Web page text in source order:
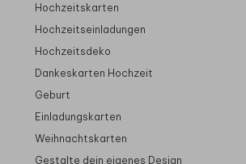
Hochzeitskarten
Hochzeitseinladungen
Hochzeitsdeko
Dankeskarten Hochzeit
Geburt
Einladungskarten
Weihnachtskarten
Gestalte dein eigenes Design